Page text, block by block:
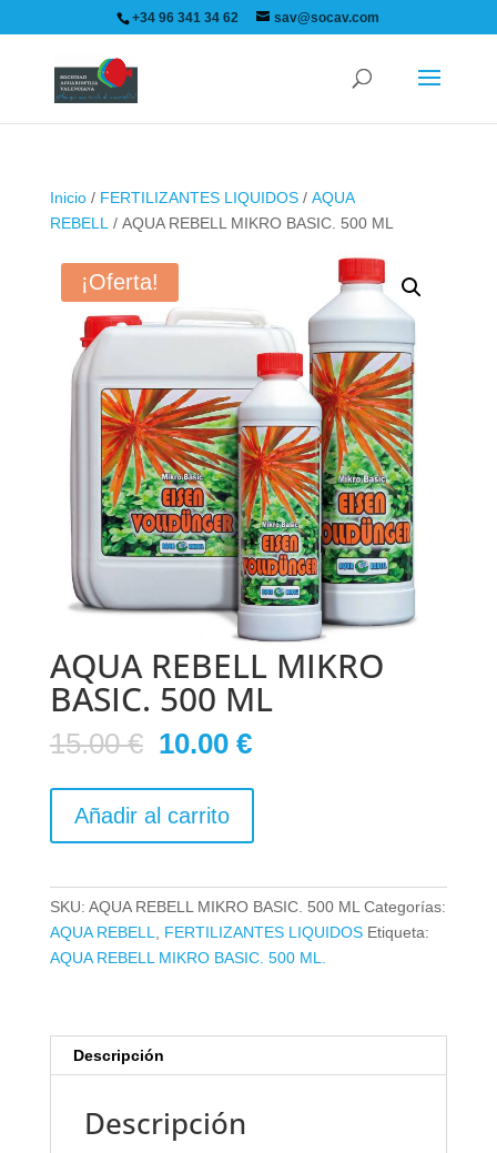
+34 96 341 34 62 sav@socav.com
Inicio/ FERTILIZANTES LIQUIDOS/ AQUA
REBELL / AQUA REBELL MIKRO BASIC. 500 ML
¡Oferta!
AQUA REBELL MIKRO
BASIC. 500 ML
15.00€ El
original
era:
15.00 €.
10.00 €El
actual
10.00 €.
REBELL
500
ML
cantidad
Añadir al carrito
SKU: AQUA REBELL MIKRO BASIC. 500 ML Categorías:
AQUA REBELL, FERTILIZANTES LIQUIDOS Etiqueta:
AQUA REBELL MIKRO BASIC. 500 ML.
Descripción
Descripción